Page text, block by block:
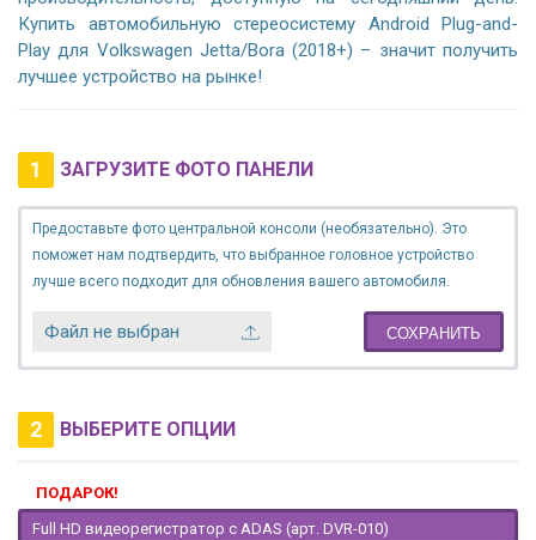
Купить автомобильную стереосистему Android Plug-and-
Play для Volkswagen Jetta/Bora (2018+) – значит получить
лучшее устройство на рынке!
1 ЗАГРУЗИТЕ ФОТО ПАНЕЛИ
Предоставьте фото центральной консоли (необязательно). Это
поможет нам подтвердить, что выбранное головное устройство
лучше всего подходит для обновления вашего автомобиля.
Файл не выбран СОХРАНИТЬ
2 ВЫБЕРИТЕ ОПЦИИ
ПОДАРОК!
Full HD видеорегистратор с ADAS (арт. DVR-010)